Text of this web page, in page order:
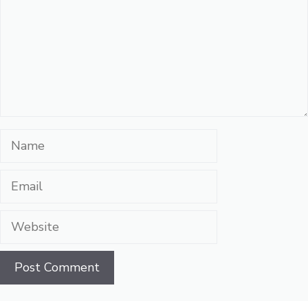
Name
Email
Website